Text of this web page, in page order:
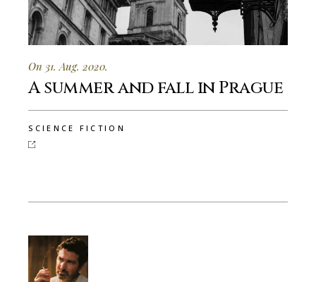
On 31. Aug. 2020.
A summer and fall in Prague
SCIENCE FICTION